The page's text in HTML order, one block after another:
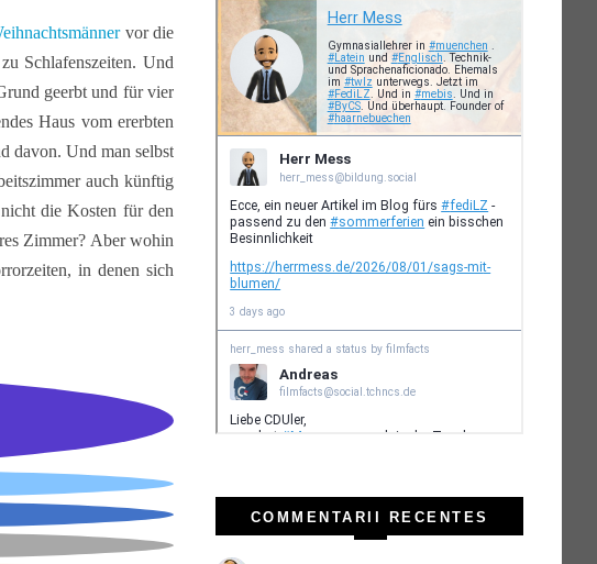
vor die
Schlafenszeiten. Und
geerbt und für vier
Haus vom ererbten
davon. Und man selbst
auch künftig
die Kosten für den
Zimmer? Aber wohin
in denen sich
COMMENTARII RECENTES